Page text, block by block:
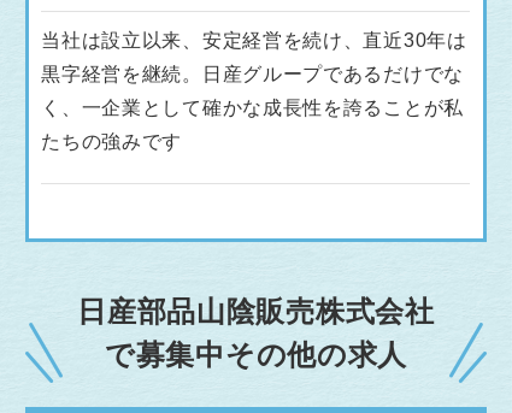
当社は設立以来、安定経営を続け、直近30年は
黒字経営を継続。日産グループであるだけでな
く、一企業として確かな成長性を誇ることが私
たちの強みです
日産部品山陰販売株式会社
で募集中その他の求人